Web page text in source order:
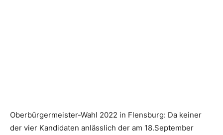
Oberbürgermeister-Wahl 2022 in Flensburg: Da keiner
der vier Kandidaten anlässlich der am 18.September